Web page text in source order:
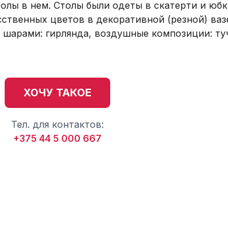
в нем. Столы были одеты в скатерти и
цветов в декоративной (резной)
гирлянда, воздушные композиции:
ХОЧУ ТАКОЕ
Тел. для контактов:
+375 44 5 000 667